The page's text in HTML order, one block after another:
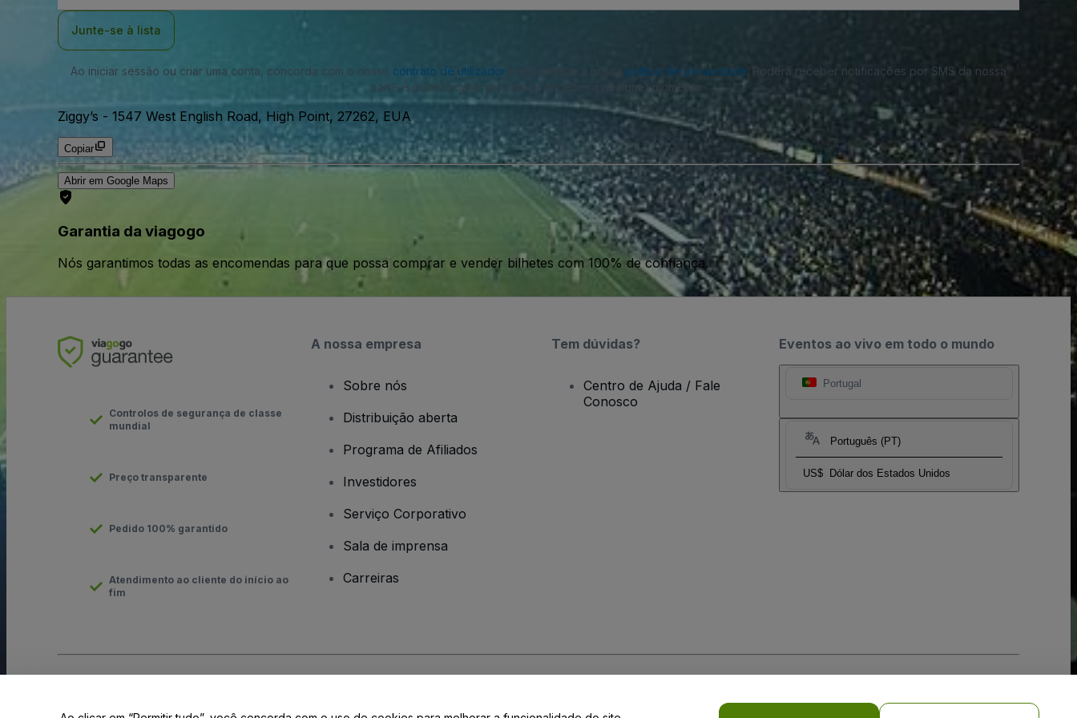
Junte-se à lista
Ao iniciar sessão ou criar uma conta, concorda com o nosso contrato de utilizador política de privacidade . Poderá receber notificações por SMS da nossa
parte e poderá optar por não as receber a qualquer momento.
Ziggy’s - 1547 West English Road, High Point, 27262, EUA
Copiar
Abrir em Google Maps
Garantia da viagogo
Nós garantimos todas as encomendas para que possa comprar e vender bilhetes com 100% de confiança.
Eventos ao vivo em todo o mundo
Portugal
Português (PT)
US$ Dólar dos Estados Unidos
Controlos de segurança de classe
mundial
Preço transparente
Pedido 100% garantido
Atendimento ao cliente do início ao
fim
A nossa empresa
Sobre nós
Distribuição aberta
Programa de Afiliados
Investidores
Serviço Corporativo
Sala de imprensa
Carreiras
Tem dúvidas?
Centro de Ajuda / Fale
Conosco